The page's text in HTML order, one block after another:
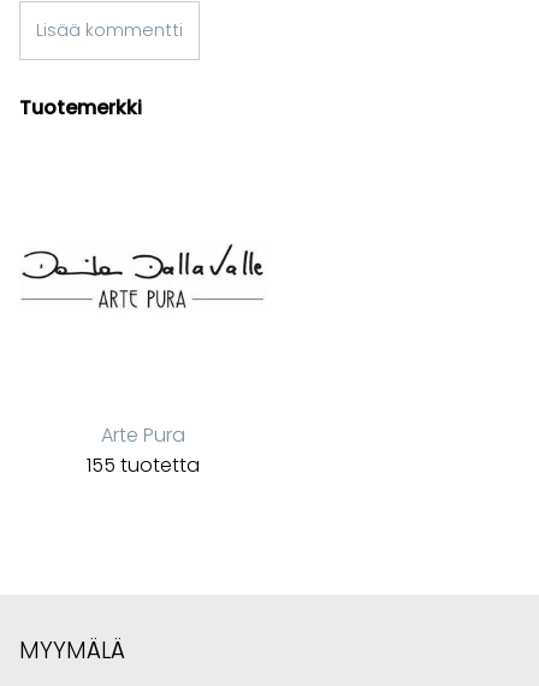
Lisää kommentti
Tuotemerkki
Arte Pura
155 tuotetta
MYYMÄLÄ